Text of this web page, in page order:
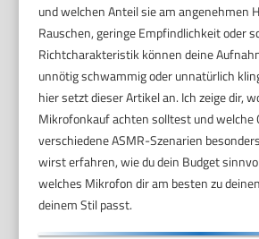
und welchen Anteil sie am angenehmen
Rauschen, geringe Empfindlichkeit oder
Richtcharakteristik können deine
unnötig schwammig oder unnatürlich
hier setzt dieser Artikel an. Ich zeige dir,
Mikrofonkauf achten solltest und welche
verschiedene ASMR-Szenarien
wirst erfahren, wie du dein Budget
welches Mikrofon dir am besten zu
deinem Stil passt.